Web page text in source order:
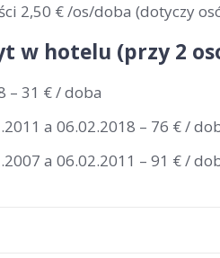
2,50 € /os/doba (dotyczy
w hotelu (przy 2
– 31 € / doba
a 06.02.2018 – 76 € /
a 06.02.2011 – 91 € /